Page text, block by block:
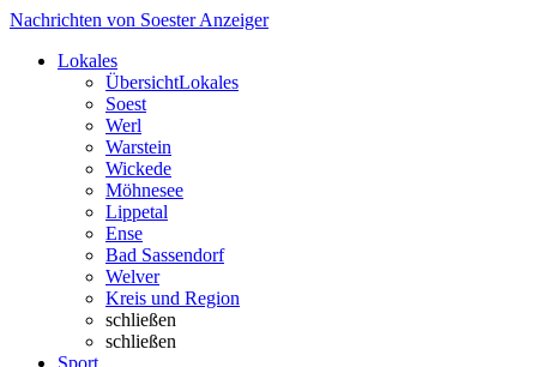
Nachrichten von Soester Anzeiger
Lokales
ÜbersichtLokales
Soest
Werl
Warstein
Wickede
Möhnesee
Lippetal
Ense
Bad Sassendorf
Welver
Kreis und Region
schließen
schließen
Sport